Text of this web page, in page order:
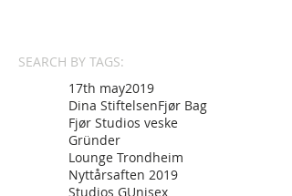
SEARCH BY TAGS:
17th may2019
Dina StiftelsenFjør Bag
Fjør Studios veske
Gründer
Lounge Trondheim
Nyttårsaften 2019
Studios GUnisex